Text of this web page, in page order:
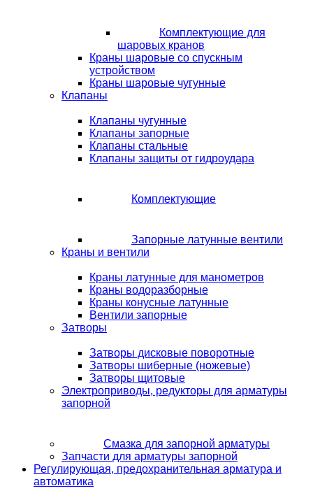
Комплектующие для
шаровых кранов
Краны шаровые со спускным
устройством
Краны шаровые чугунные
Клапаны
Клапаны чугунные
Клапаны запорные
Клапаны стальные
Клапаны защиты от гидроудара
Комплектующие
Запорные латунные вентили
Краны и вентили
Краны латунные для манометров
Краны водоразборные
Краны конусные латунные
Вентили запорные
Затворы
Затворы дисковые поворотные
Затворы шиберные (ножевые)
Затворы щитовые
Электроприводы, редукторы для арматуры
запорной
Смазка для запорной арматуры
Запчасти для арматуры запорной
Регулирующая, предохранительная арматура и
автоматика